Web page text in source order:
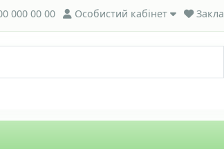
000 00 00 Особистий кабінет